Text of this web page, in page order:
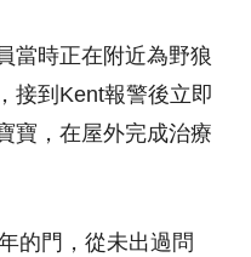
當時正在附近為野狼
接到Kent報警後立即
寶，在屋外完成治療
的門，從未出過問